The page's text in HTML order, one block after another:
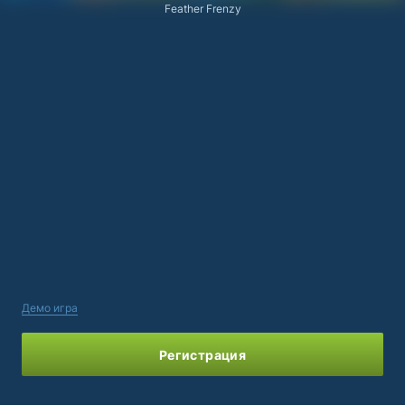
Feather Frenzy
Демо игра
Регистрация